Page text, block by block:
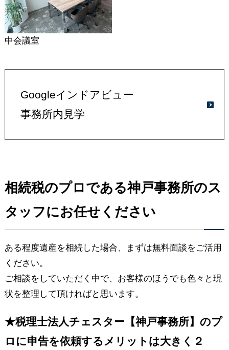
中会議室
Googleインドアビュー
事務所内見学
相続税のプロである神戸事務所のス
タッフにお任せください
ある程度遺産を相続した場合、まずは無料面談をご活用
ください。
ご相談をしていただく中で、お客様のほうでも色々と現
状を整理して頂ければと思います。
★税理士法人チェスター【神戸事務所】のプ
ロに申告を依頼するメリットは大きく２